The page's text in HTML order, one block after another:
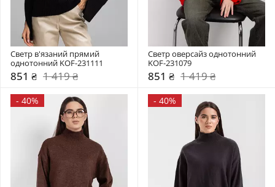
Светр в'язаний прямий
однотонний KOF-231111
851 ₴ 1 419 ₴
Светр оверсайз однотонний
KOF-231079
851 ₴ 1 419 ₴
- 40% - 40%